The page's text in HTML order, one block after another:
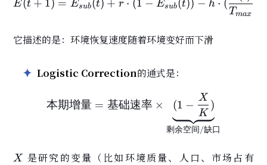
E(t + 1) = Esub(t) + r ⋅ (1 − Esub(t)) − h ⋅ (
Tmax
它描述的是：环境恢复速度随着环境变好而下滑
Logistic Correction的通式是：
\text{本期增量} = \text{
本期增量 = 基础速率 ×
剩余空间/缺口
(1 −
K
X
)
X
X 是研究的变量（比如环境质量、人口、市场占有